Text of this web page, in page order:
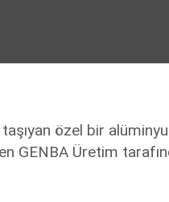
özel bir
GENBA Üretim